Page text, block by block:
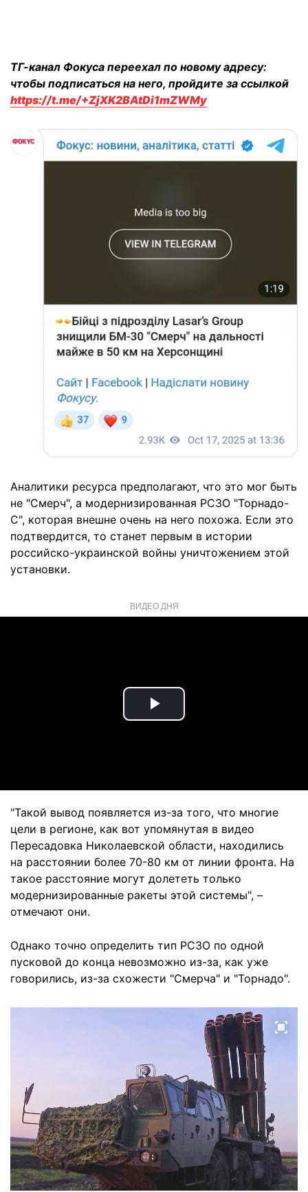
ТГ-канал Фокуса переехал по новому адресу:
чтобы подписаться на него, пройдите за ссылкой
https://t.me/+ZjXK2BAtDi1mZWMy
Аналитики ресурса предполагают, что это мог быть
не "Смерч", а модернизированная РСЗО "Торнадо-
С", которая внешне очень на него похожа. Если это
подтвердится, то станет первым в истории
российско-украинской войны уничтожением этой
установки.
ВИДЕО ДНЯ
Play
"Такой вывод появляется из-за того, что многие
цели в регионе, как вот упомянутая в видео
Пересадовка Николаевской области, находились
на расстоянии более 70-80 км от линии фронта. На
такое расстояние могут долететь только
модернизированные ракеты этой системы", –
отмечают они.
Однако точно определить тип РСЗО по одной
пусковой до конца невозможно из-за, как уже
говорились, из-за схожести "Смерча" и "Торнадо".